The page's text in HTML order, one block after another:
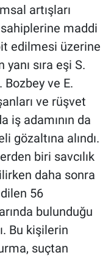
artışları
maddi
edilmesi üzerine
sıra eşi S.
Bozbey ve E.
ve rüşvet
iş adamının da
gözaltına alındı.
biri savcılık
daha sonra
56
bulunduğu
Bu kişilerin
suçtan